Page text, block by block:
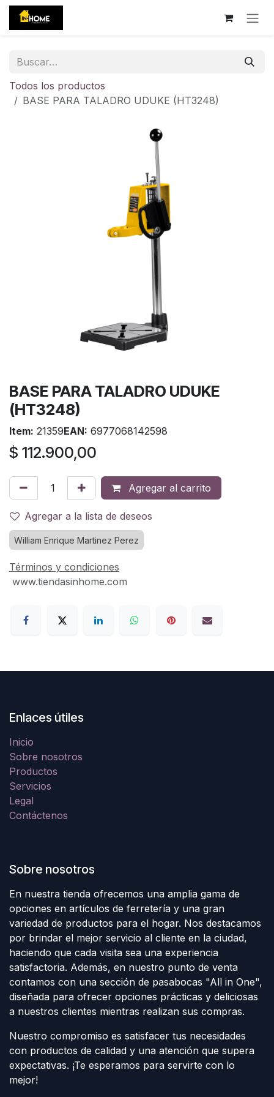
Ir al contenido
Todos los productos
BASE PARA TALADRO UDUKE (HT3248)
BASE PARA TALADRO UDUKE
(HT3248)
Item: 21359EAN: 6977068142598
$ 112.900,00
Agregar al carrito
Agregar a la lista de deseos
William Enrique Martinez Perez
Términos y condiciones
www.tiendasinhome.com
Enlaces útiles
Inicio
Sobre nosotros
Productos
Servicios
Legal
Contáctenos
Sobre nosotros
En nuestra tienda ofrecemos una amplia gama de
opciones en artículos de ferretería y una gran
variedad de productos para el hogar. Nos destacamos
por brindar el mejor servicio al cliente en la ciudad,
haciendo que cada visita sea una experiencia
satisfactoria. Además, en nuestro punto de venta
contamos con una sección de pasabocas "All in One",
diseñada para ofrecer opciones prácticas y deliciosas
a nuestros clientes mientras realizan sus compras.
Nuestro compromiso es satisfacer tus necesidades
con productos de calidad y una atención que supera
expectativas. ¡Te esperamos para servirte con lo
mejor!